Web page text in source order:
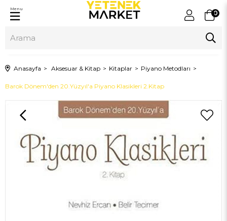
0
Menu
Anasayfa Aksesuar & Kitap Kitaplar Piyano Metodları
Barok Dönem'den 20.Yüzyıl'a Piyano Klasikleri 2.Kitap